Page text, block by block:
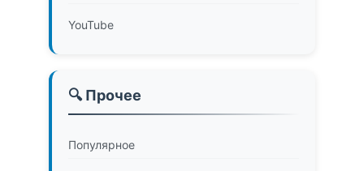
YouTube
🔍 Прочее
Популярное